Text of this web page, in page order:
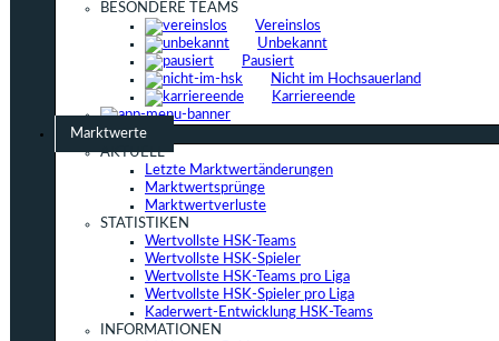
BESONDERE TEAMS
Vereinslos
Unbekannt
Pausiert
Nicht im Hochsauerland
Karriereende
Marktwerte
AKTUELL
Letzte Marktwertänderungen
Marktwertsprünge
Marktwertverluste
STATISTIKEN
Wertvollste HSK-Teams
Wertvollste HSK-Spieler
Wertvollste HSK-Teams pro Liga
Wertvollste HSK-Spieler pro Liga
Kaderwert-Entwicklung HSK-Teams
INFORMATIONEN